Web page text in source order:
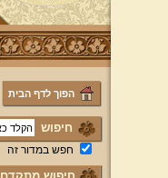
הפוך לדף הבית
חיפוש
חפש במדור זה